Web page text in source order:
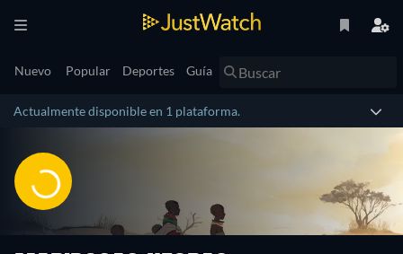
Nuevo Popular Deportes Guía
Actualmente disponible en 1 plataforma.